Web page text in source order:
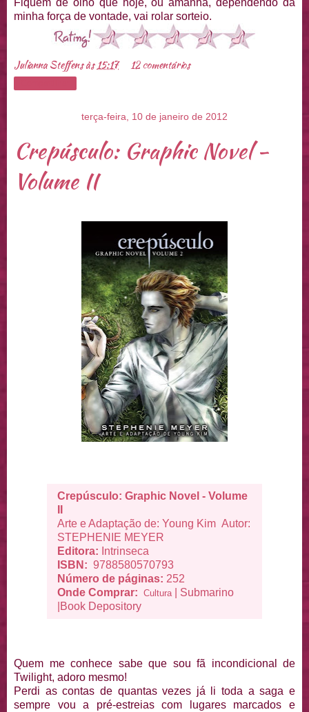
Fiquem de olho que hoje, ou amanha, dependendo da
minha força de vontade, vai rolar sorteio.
Julianna Steffensàs 15:17 12 comentários
terça-feira, 10 de janeiro de 2012
Crepúsculo: Graphic Novel -
Volume II
Crepúsculo: Graphic Novel - Volume
Arte e Adaptação de: Young Kim Autor:
STEPHENIE MEYER
Editora: Intrinseca
ISBN: 9788580570793
Número de páginas: 252
Onde Comprar:
Cultura
Submarino
Book Depository
Quem me conhece sabe que sou fã incondicional de
Twilight, adoro mesmo!
Perdi as contas de quantas vezes já li toda a saga e
sempre vou a pré-estreias com lugares marcados e